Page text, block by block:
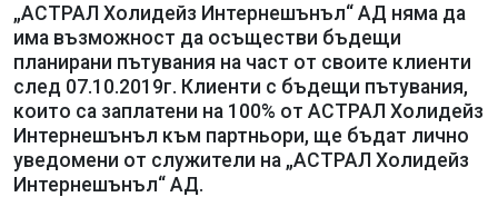
„АСТРАЛ Холидейз Интернешънъл“ АД няма да
има възможност да осъществи бъдещи
планирани пътувания на част от своите клиенти
след 07.10.2019г. Клиенти с бъдещи пътувания,
които са заплатени на 100% от АСТРАЛ Холидейз
Интернешънъл към партньори, ще бъдат лично
уведомени от служители на „АСТРАЛ Холидейз
Интернешънъл“ АД.